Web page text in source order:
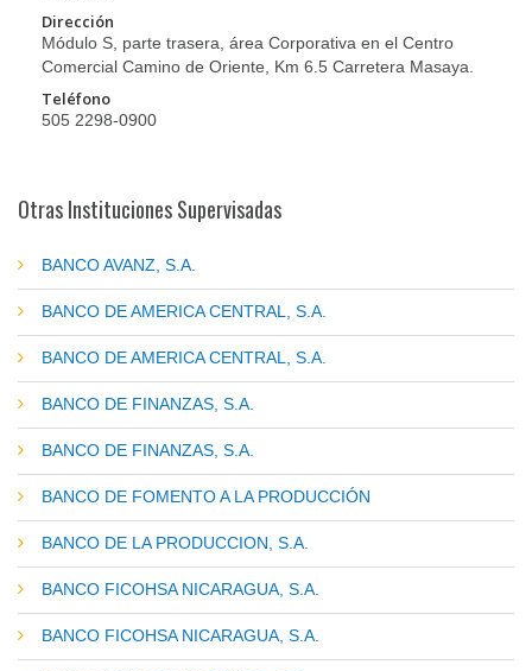
Dirección
Módulo S, parte trasera, área Corporativa en el Centro
Comercial Camino de Oriente, Km 6.5 Carretera Masaya.
Teléfono
505 2298-0900
Otras Instituciones Supervisadas
BANCO AVANZ, S.A.
BANCO DE AMERICA CENTRAL, S.A.
BANCO DE AMERICA CENTRAL, S.A.
BANCO DE FINANZAS, S.A.
BANCO DE FINANZAS, S.A.
BANCO DE FOMENTO A LA PRODUCCIÓN
BANCO DE LA PRODUCCION, S.A.
BANCO FICOHSA NICARAGUA, S.A.
BANCO FICOHSA NICARAGUA, S.A.